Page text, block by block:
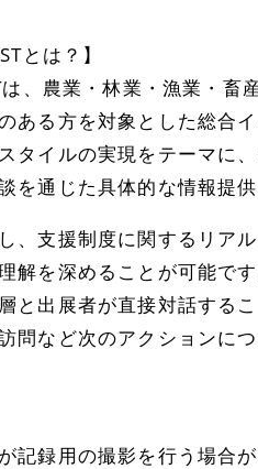
とは？】
、農業・林業・漁業・畜
ある方を対象とした総合イ
タイルの実現をテーマに
を通じた具体的な情報提供
、支援制度に関するリア
解を深めることが可能です
と出展者が直接対話する
問など次のアクションに
記録用の撮影を行う場合